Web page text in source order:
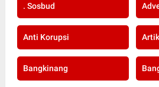
. Sosbud
Anti Korupsi
Bangkinang